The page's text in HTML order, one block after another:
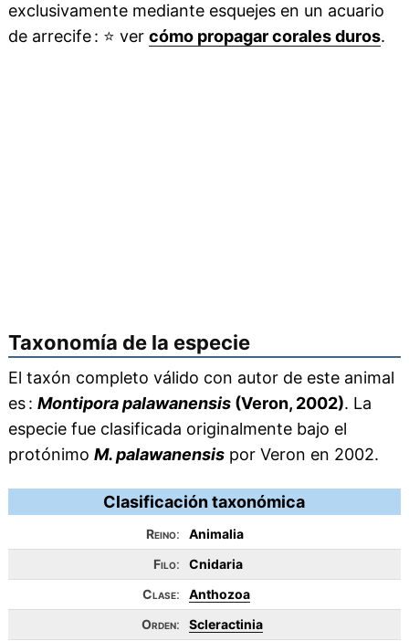
exclusivamente mediante esquejes en un acuario
de arrecife : ⭐ ver cómo propagar corales duros.
Taxonomía de la especie
El taxón completo válido con autor de este animal
es : Montipora palawanensis(Veron, 2002). La
especie fue clasificada originalmente bajo el
protónimo M. palawanensispor Veron en 2002.
Clasificación taxonómica
Reino:
Animalia
Filo:
Cnidaria
Clase:
Anthozoa
Orden: Scleractinia